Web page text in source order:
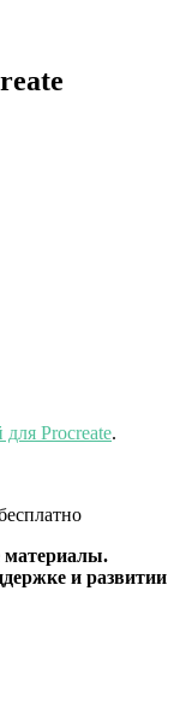
для Procreate.
материалы.
и развитии